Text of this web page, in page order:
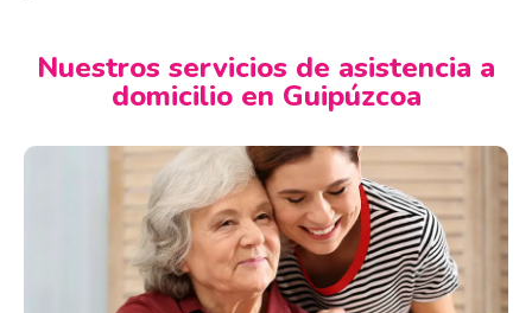
Nuestros servicios de asistencia a
domicilio en Guipúzcoa